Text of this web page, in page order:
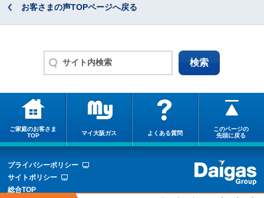
お客さまの声TOPページへ戻る
ご家庭のお客さま
TOP
マイ大阪ガス よくある質問
このページの
先頭に戻る
プライバシーポリシー
サイトポリシー
総合TOP